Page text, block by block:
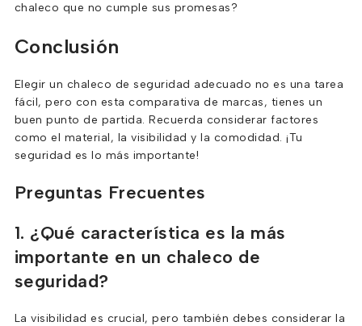
chaleco que no cumple sus promesas?
Conclusión
Elegir un chaleco de seguridad adecuado no es una tarea
fácil, pero con esta comparativa de marcas, tienes un
buen punto de partida. Recuerda considerar factores
como el material, la visibilidad y la comodidad. ¡Tu
seguridad es lo más importante!
Preguntas Frecuentes
1. ¿Qué característica es la más
importante en un chaleco de
seguridad?
La visibilidad es crucial, pero también debes considerar la